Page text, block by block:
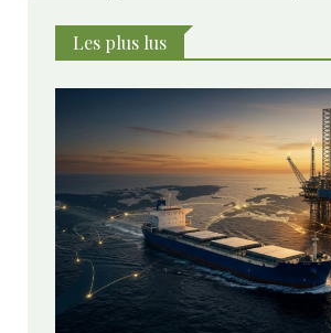
Les plus lus